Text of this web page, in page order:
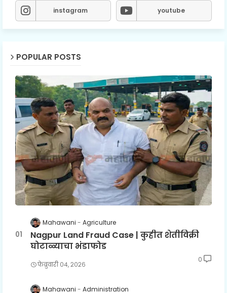
instagram youtube
POPULAR POSTS
Mahawani Agriculture
Nagpur Land Fraud Case | कुहीत शेतीविक्री
घोटाळ्याचा भंडाफोड
फेब्रुवारी ०४, २०२६
0
Mahawani Administration